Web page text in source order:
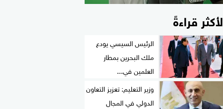
قراءةً
الرئيس السيسي يودع
ملك البحرين بمطار
العلمين في...
وزير التعليم: تعزيز التعاون
الدولي في المجال